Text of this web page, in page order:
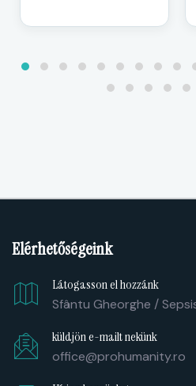
Elérhetőségeink
Látogasson el hozzánk
Sfântu Gheorghe /
küldjön e-mailt nekünk
office@prohumanity.ro